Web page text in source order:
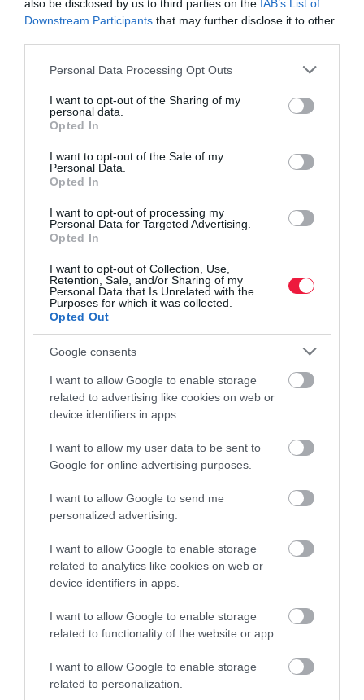
also be disclosed by us to third parties on the IAB’s List of
Downstream Participants that may further disclose it to other
Please note that this website/app uses one or more Google
not limited to your visit or usage behaviour. You may click to
grant or deny consent to Google and its third-party tags to
use your data for below specified purposes in below Google
consent section.
Personal Data Processing Opt Outs
I want to opt-out of the Sharing of my
personal data.
Opted In
I want to opt-out of the Sale of my
Personal Data.
Opted In
I want to opt-out of processing my
Personal Data for Targeted Advertising.
Opted In
I want to opt-out of Collection, Use,
Retention, Sale, and/or Sharing of my
Personal Data that Is Unrelated with the
Purposes for which it was collected.
Opted Out
Google consents
I want to allow Google to enable storage
related to advertising like cookies on web or
device identifiers in apps.
I want to allow my user data to be sent to
Google for online advertising purposes.
I want to allow Google to send me
personalized advertising.
I want to allow Google to enable storage
related to analytics like cookies on web or
device identifiers in apps.
I want to allow Google to enable storage
related to functionality of the website or app.
I want to allow Google to enable storage
related to personalization.
Apple vagy Google: melyik lett a világ
legértékesebb márkája?
Itt a “leskelődésgátló” funkció az új Samsung
telefonban
tech
Fél év alatt félmillió használt autót vettünk,
helycsere az élen